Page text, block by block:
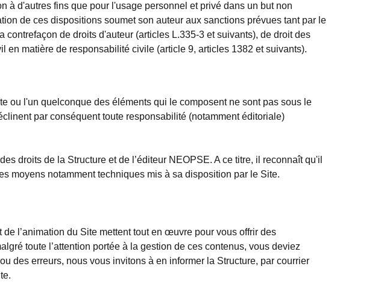
à d'autres fins que pour l'usage personnel et privé dans un but non
de ces dispositions soumet son auteur aux sanctions prévues tant par le
de droits d'auteur (articles L.335-3 et suivants), de droit des
en matière de responsabilité civile (article 9, articles 1382 et suivants).
ou l'un quelconque des éléments qui le composent ne sont pas sous le
par conséquent toute responsabilité (notamment éditoriale)
droits de la Structure et de l’éditeur NEOPSE. A ce titre, il reconnaît qu'il
moyens notamment techniques mis à sa disposition par le Site.
l’animation du Site mettent tout en œuvre pour vous offrir des
toute l’attention portée à la gestion de ces contenus, vous deviez
des erreurs, nous vous invitons à en informer la Structure, par courrier